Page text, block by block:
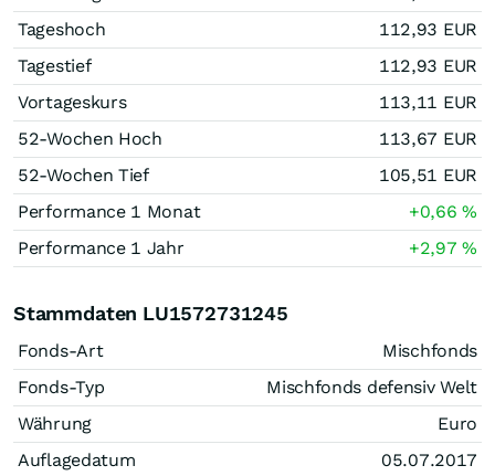
Tageshoch
112,93 EUR
Tagestief
112,93 EUR
Vortageskurs
113,11 EUR
52-Wochen Hoch
113,67 EUR
52-Wochen Tief
105,51 EUR
Performance 1 Monat
+0,66%
Performance 1 Jahr
+2,97%
Stammdaten LU1572731245
Fonds-Art
Mischfonds
Fonds-Typ
Mischfonds defensiv Welt
Währung
Euro
Auflagedatum
05.07.2017